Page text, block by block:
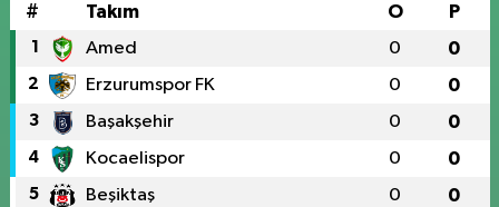
# Takım O P
1 Amed 0 0
2 Erzurumspor FK 0 0
3 Başakşehir 0 0
4 Kocaelispor 0 0
5 Beşiktaş 0 0